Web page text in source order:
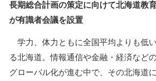
長期総合計画の策定に向けて北海道教
が有識者会議を設置
学力、体力ともに全国平均よりも低
る北海道。情報通信や金融・経済など
グローバル化が進む中で、その北海道